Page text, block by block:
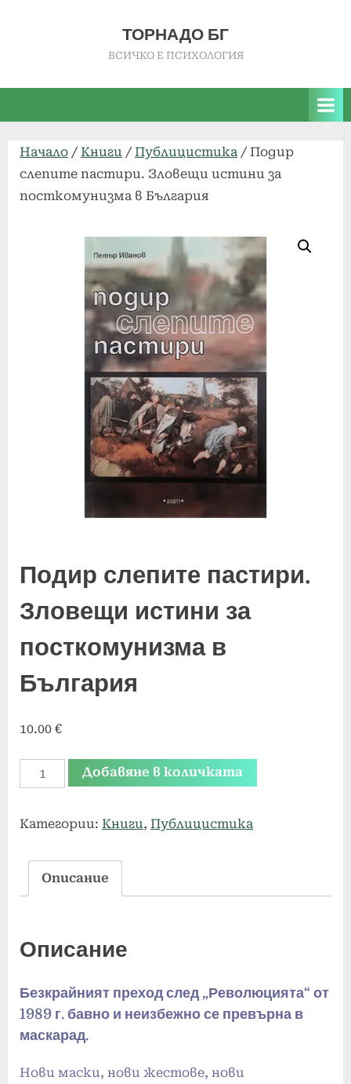
ТОРНАДО БГ
ВСИЧКО Е ПСИХОЛОГИЯ
Начало / Книги / Публицистика / Подир
слепите пастири. Зловещи истини за
посткомунизма в България
Подир слепите пастири.
Зловещи истини за
посткомунизма в
България
10.00 €
количество
за
слепите
пастири.
Зловещи
истини
посткомунизма
България
Добавяне в количката
Категории: Книги, Публицистика
Описание
Описание
Безкрайният преход след „Революцията“ от
1989 г. бавно и неизбежно се превърна в
маскарад.
Нови маски, нови жестове, нови